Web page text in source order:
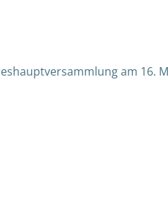
am 16.